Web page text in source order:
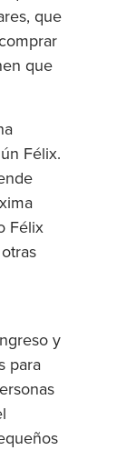
que
que
Félix.
Félix
y
para